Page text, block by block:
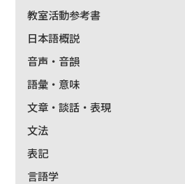
教室活動参考書
日本語概説
音声・音韻
語彙・意味
文章・談話・表現
文法
表記
言語学